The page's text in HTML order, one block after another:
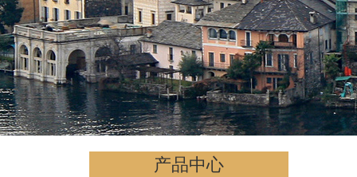
产品中心